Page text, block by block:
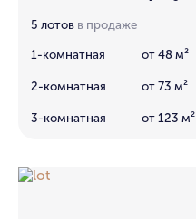
5 лотов в продаже
1-комнатная от 48 м²
2-комнатная от 73 м²
3-комнатная от 123 м²